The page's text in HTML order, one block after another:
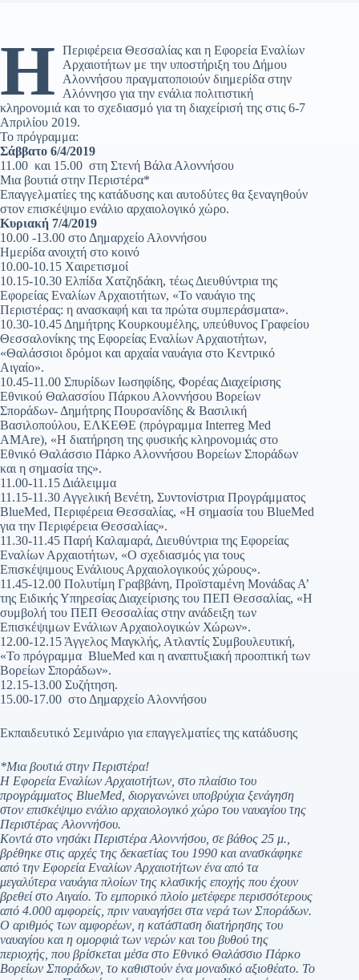
Η Περιφέρεια Θεσσαλίας και η Εφορεία Εναλίων
Αρχαιοτήτων με την υποστήριξη του Δήμου
Αλοννήσου πραγματοποιούν διημερίδα στην
Αλόννησο για την ενάλια πολιτιστική
κληρονομιά και το σχεδιασμό για τη διαχείρισή της στις 6-7
Απριλίου 2019.
Το πρόγραμμα:
Σάββατο 6/4/2019
11.00 και 15.00 στη Στενή Βάλα Αλοννήσου
Μια βουτιά στην Περιστέρα*
Επαγγελματίες της κατάδυσης και αυτοδύτες θα ξεναγηθούν
στον επισκέψιμο ενάλιο αρχαιολογικό χώρο.
Κυριακή 7/4/2019
10.00 -13.00 στο Δημαρχείο Αλοννήσου
Ημερίδα ανοιχτή στο κοινό
10.00-10.15 Χαιρετισμοί
10.15-10.30 Ελπίδα Χατζηδάκη, τέως Διευθύντρια της
Εφορείας Εναλίων Αρχαιοτήτων, «Το ναυάγιο της
Περιστέρας: η ανασκαφή και τα πρώτα συμπεράσματα».
10.30-10.45 Δημήτρης Κουρκουμέλης, υπεύθυνος Γραφείου
Θεσσαλονίκης της Εφορείας Εναλίων Αρχαιοτήτων,
«Θαλάσσιοι δρόμοι και αρχαία ναυάγια στο Κεντρικό
Αιγαίο».
10.45-11.00 Σπυρίδων Ιωσηφίδης, Φορέας Διαχείρισης
Εθνικού Θαλασσίου Πάρκου Αλοννήσου Βορείων
Σποράδων- Δημήτρης Πουρσανίδης & Βασιλική
Βασιλοπούλου, ΕΛΚΕΘΕ (πρόγραμμα Interreg Med
AMAre), «Η διατήρηση της φυσικής κληρονομιάς στο
Εθνικό Θαλάσσιο Πάρκο Αλοννήσου Βορείων Σποράδων
και η σημασία της».
11.00-11.15 Διάλειμμα
11.15-11.30 Αγγελική Βενέτη, Συντονίστρια Προγράμματος
BlueMed, Περιφέρεια Θεσσαλίας, «Η σημασία του BlueMed
για την Περιφέρεια Θεσσαλίας».
11.30-11.45 Παρή Καλαμαρά, Διευθύντρια της Εφορείας
Εναλίων Αρχαιοτήτων, «Ο σχεδιασμός για τους
Επισκέψιμους Ενάλιους Αρχαιολογικούς χώρους».
11.45-12.00 Πολυτίμη Γραββάνη, Προϊσταμένη Μονάδας Α’
της Ειδικής Υπηρεσίας Διαχείρισης του ΠΕΠ Θεσσαλίας, «Η
συμβολή του ΠΕΠ Θεσσαλίας στην ανάδειξη των
Επισκέψιμων Ενάλιων Αρχαιολογικών Χώρων».
12.00-12.15 Άγγελος Μαγκλής, Ατλαντίς Συμβουλευτική,
«Το πρόγραμμα BlueMed και η αναπτυξιακή προοπτική των
Βορείων Σποράδων».
12.15-13.00 Συζήτηση.
15.00-17.00 στο Δημαρχείο Αλοννήσου
Εκπαιδευτικό Σεμινάριο για επαγγελματίες της κατάδυσης
*Μια βουτιά στην Περιστέρα!
Η Εφορεία Εναλίων Αρχαιοτήτων, στο πλαίσιο του
προγράμματος BlueMed, διοργανώνει υποβρύχια ξενάγηση
στον επισκέψιμο ενάλιο αρχαιολογικό χώρο του ναυαγίου της
Περιστέρας Αλοννήσου.
Κοντά στο νησάκι Περιστέρα Αλοννήσου, σε βάθος 25 μ.,
βρέθηκε στις αρχές της δεκαετίας του 1990 και ανασκάφηκε
από την Εφορεία Εναλίων Αρχαιοτήτων ένα από τα
μεγαλύτερα ναυάγια πλοίων της κλασικής εποχής που έχουν
βρεθεί στο Αιγαίο. Το εμπορικό πλοίο μετέφερε περισσότερους
από 4.000 αμφορείς, πριν ναυαγήσει στα νερά των Σποράδων.
Ο αριθμός των αμφορέων, η κατάσταση διατήρησης του
ναυαγίου και η ομορφιά των νερών και του βυθού της
περιοχής, που βρίσκεται μέσα στο Εθνικό Θαλάσσιο Πάρκο
Βορείων Σποράδων, το καθιστούν ένα μοναδικό αξιοθέατο. Το